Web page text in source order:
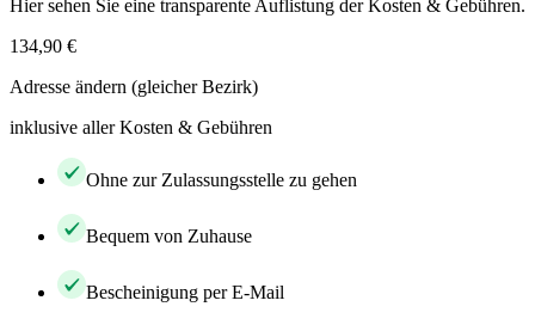
Hier sehen Sie eine transparente Auflistung der Kosten & Gebühren.
134,90 €
Adresse ändern (gleicher Bezirk)
inklusive aller Kosten & Gebühren
Ohne zur Zulassungsstelle zu gehen
Bequem von Zuhause
Bescheinigung per E-Mail